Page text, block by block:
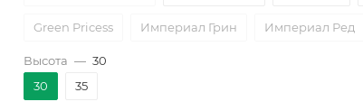
Green Pricess Империал Грин Империал Ред
Высота — 30
30
35